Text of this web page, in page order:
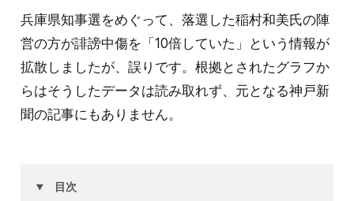
兵庫県知事選をめぐって、落選した稲村和美氏の陣
営の方が誹謗中傷を「10倍していた」という情報が
拡散しましたが、誤りです。根拠とされたグラフか
らはそうしたデータは読み取れず、元となる神戸新
聞の記事にもありません。
目次